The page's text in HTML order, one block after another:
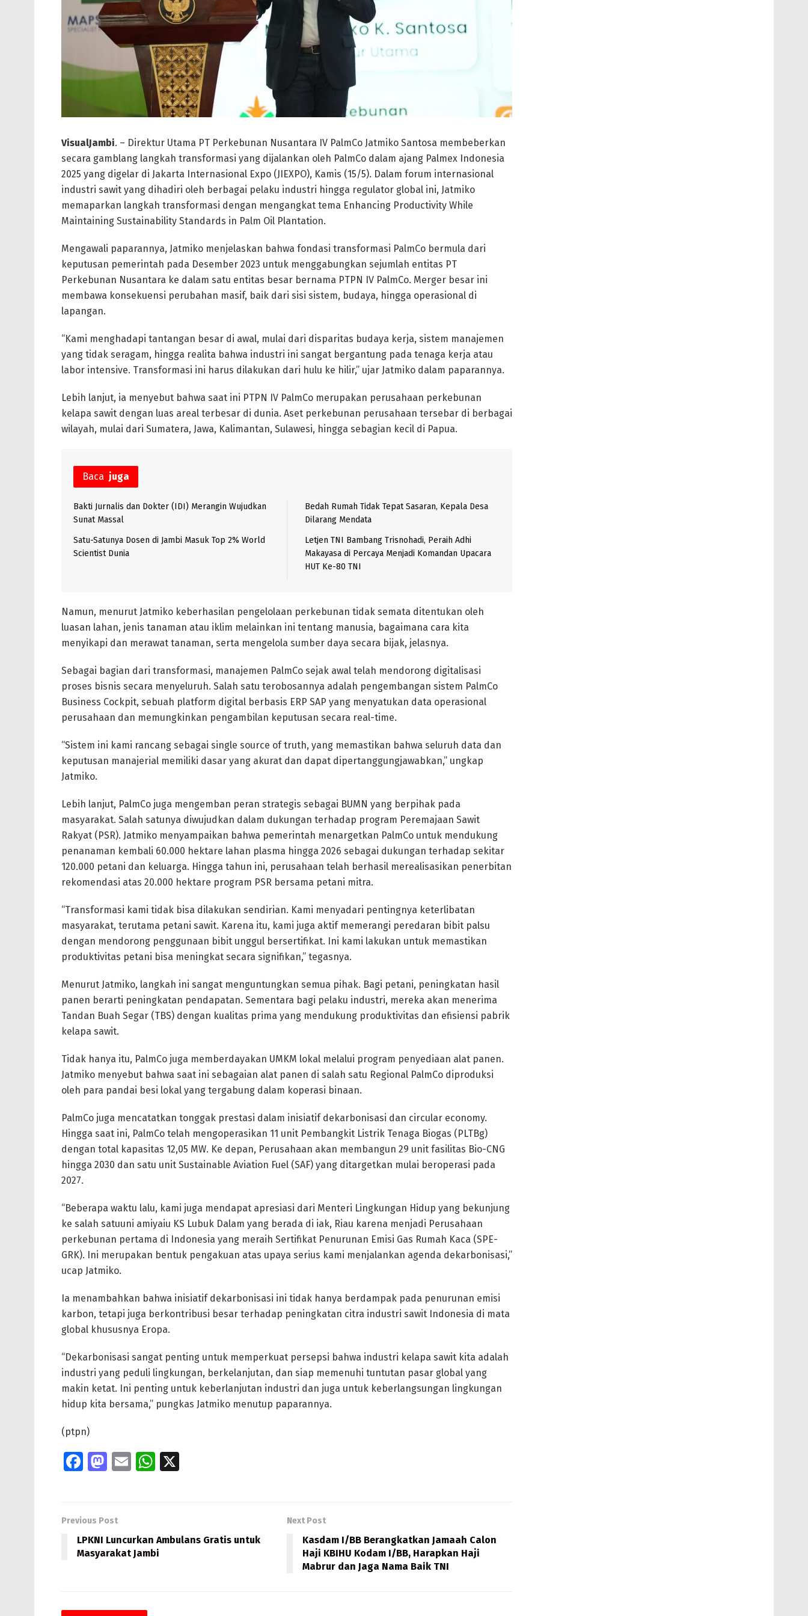
VisualJambi. – Direktur Utama PT Perkebunan Nusantara IV PalmCo Jatmiko Santosa membeberkan
secara gamblang langkah transformasi yang dijalankan oleh PalmCo dalam ajang Palmex Indonesia
2025 yang digelar di Jakarta Internasional Expo (JIEXPO), Kamis (15/5). Dalam forum internasional
industri sawit yang dihadiri oleh berbagai pelaku industri hingga regulator global ini, Jatmiko
memaparkan langkah transformasi dengan mengangkat tema Enhancing Productivity While
Maintaining Sustainability Standards in Palm Oil Plantation.
Mengawali paparannya, Jatmiko menjelaskan bahwa fondasi transformasi PalmCo bermula dari
keputusan pemerintah pada Desember 2023 untuk menggabungkan sejumlah entitas PT
Perkebunan Nusantara ke dalam satu entitas besar bernama PTPN IV PalmCo. Merger besar ini
membawa konsekuensi perubahan masif, baik dari sisi sistem, budaya, hingga operasional di
lapangan.
“Kami menghadapi tantangan besar di awal, mulai dari disparitas budaya kerja, sistem manajemen
yang tidak seragam, hingga realita bahwa industri ini sangat bergantung pada tenaga kerja atau
labor intensive. Transformasi ini harus dilakukan dari hulu ke hilir,” ujar Jatmiko dalam paparannya.
Lebih lanjut, ia menyebut bahwa saat ini PTPN IV PalmCo merupakan perusahaan perkebunan
kelapa sawit dengan luas areal terbesar di dunia. Aset perkebunan perusahaan tersebar di berbagai
wilayah, mulai dari Sumatera, Jawa, Kalimantan, Sulawesi, hingga sebagian kecil di Papua.
Baca juga
Bakti Jurnalis dan Dokter (IDI) Merangin Wujudkan
Sunat Massal
Satu-Satunya Dosen di Jambi Masuk Top 2% World
Scientist Dunia
Bedah Rumah Tidak Tepat Sasaran, Kepala Desa
Dilarang Mendata
Letjen TNI Bambang Trisnohadi, Peraih Adhi
Makayasa di Percaya Menjadi Komandan Upacara
HUT Ke-80 TNI
Namun, menurut Jatmiko keberhasilan pengelolaan perkebunan tidak semata ditentukan oleh
luasan lahan, jenis tanaman atau iklim melainkan ini tentang manusia, bagaimana cara kita
menyikapi dan merawat tanaman, serta mengelola sumber daya secara bijak, jelasnya.
Sebagai bagian dari transformasi, manajemen PalmCo sejak awal telah mendorong digitalisasi
proses bisnis secara menyeluruh. Salah satu terobosannya adalah pengembangan sistem PalmCo
Business Cockpit, sebuah platform digital berbasis ERP SAP yang menyatukan data operasional
perusahaan dan memungkinkan pengambilan keputusan secara real-time.
“Sistem ini kami rancang sebagai single source of truth, yang memastikan bahwa seluruh data dan
keputusan manajerial memiliki dasar yang akurat dan dapat dipertanggungjawabkan,” ungkap
Jatmiko.
Lebih lanjut, PalmCo juga mengemban peran strategis sebagai BUMN yang berpihak pada
masyarakat. Salah satunya diwujudkan dalam dukungan terhadap program Peremajaan Sawit
Rakyat (PSR). Jatmiko menyampaikan bahwa pemerintah menargetkan PalmCo untuk mendukung
penanaman kembali 60.000 hektare lahan plasma hingga 2026 sebagai dukungan terhadap sekitar
120.000 petani dan keluarga. Hingga tahun ini, perusahaan telah berhasil merealisasikan penerbitan
rekomendasi atas 20.000 hektare program PSR bersama petani mitra.
“Transformasi kami tidak bisa dilakukan sendirian. Kami menyadari pentingnya keterlibatan
masyarakat, terutama petani sawit. Karena itu, kami juga aktif memerangi peredaran bibit palsu
dengan mendorong penggunaan bibit unggul bersertifikat. Ini kami lakukan untuk memastikan
produktivitas petani bisa meningkat secara signifikan,” tegasnya.
Menurut Jatmiko, langkah ini sangat menguntungkan semua pihak. Bagi petani, peningkatan hasil
panen berarti peningkatan pendapatan. Sementara bagi pelaku industri, mereka akan menerima
Tandan Buah Segar (TBS) dengan kualitas prima yang mendukung produktivitas dan efisiensi pabrik
kelapa sawit.
Tidak hanya itu, PalmCo juga memberdayakan UMKM lokal melalui program penyediaan alat panen.
Jatmiko menyebut bahwa saat ini sebagaian alat panen di salah satu Regional PalmCo diproduksi
oleh para pandai besi lokal yang tergabung dalam koperasi binaan.
PalmCo juga mencatatkan tonggak prestasi dalam inisiatif dekarbonisasi dan circular economy.
Hingga saat ini, PalmCo telah mengoperasikan 11 unit Pembangkit Listrik Tenaga Biogas (PLTBg)
dengan total kapasitas 12,05 MW. Ke depan, Perusahaan akan membangun 29 unit fasilitas Bio-CNG
hingga 2030 dan satu unit Sustainable Aviation Fuel (SAF) yang ditargetkan mulai beroperasi pada
2027.
“Beberapa waktu lalu, kami juga mendapat apresiasi dari Menteri Lingkungan Hidup yang bekunjung
ke salah satuuni amiyaiu KS Lubuk Dalam yang berada di iak, Riau karena menjadi Perusahaan
perkebunan pertama di Indonesia yang meraih Sertifikat Penurunan Emisi Gas Rumah Kaca (SPE-
GRK). Ini merupakan bentuk pengakuan atas upaya serius kami menjalankan agenda dekarbonisasi,”
ucap Jatmiko.
Ia menambahkan bahwa inisiatif dekarbonisasi ini tidak hanya berdampak pada penurunan emisi
karbon, tetapi juga berkontribusi besar terhadap peningkatan citra industri sawit Indonesia di mata
global khususnya Eropa.
“Dekarbonisasi sangat penting untuk memperkuat persepsi bahwa industri kelapa sawit kita adalah
industri yang peduli lingkungan, berkelanjutan, dan siap memenuhi tuntutan pasar global yang
makin ketat. Ini penting untuk keberlanjutan industri dan juga untuk keberlangsungan lingkungan
hidup kita bersama,” pungkas Jatmiko menutup paparannya.
(ptpn)
Fa
o
o
k
M
d
o
n
E
W
A
p
Previous Post
LPKNI Luncurkan Ambulans Gratis untuk
Masyarakat Jambi
Next Post
Kasdam I/BB Berangkatkan Jamaah Calon
Haji KBIHU Kodam I/BB, Harapkan Haji
Mabrur dan Jaga Nama Baik TNI